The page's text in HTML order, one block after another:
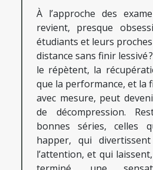
À l’approche des
revient, presque
étudiants et leurs
distance sans finir lessivé
le répètent, la
que la performance, et la
avec mesure, peut
de décompression.
bonnes séries, celles
happer, qui
l’attention, et qui